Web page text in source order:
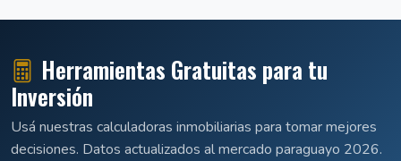
Herramientas Gratuitas para tu
Inversión
Usá nuestras calculadoras inmobiliarias para tomar mejores
decisiones. Datos actualizados al mercado paraguayo 2026.